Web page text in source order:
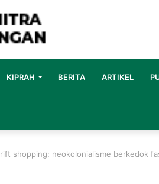
KIPRAH BERITA ARTIKEL
shopping: neokolonialisme berkedok